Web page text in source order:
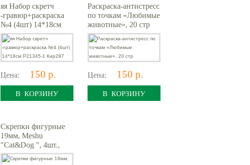
яя Набор скретч
-гравюр+раскраска
№4 (4шт) 14*18см
Р21345-1 Кир297
Цена: 150 р.
В КОРЗИНУ
Раскраска-антистресс
по точкам «Любимые
животные», 20 стр
Цена: 150 р.
В КОРЗИНУ
Скрепки фигурные
19мм, Meshu
"Cat&Dog ", 4шт.,
пакет с европодвесом